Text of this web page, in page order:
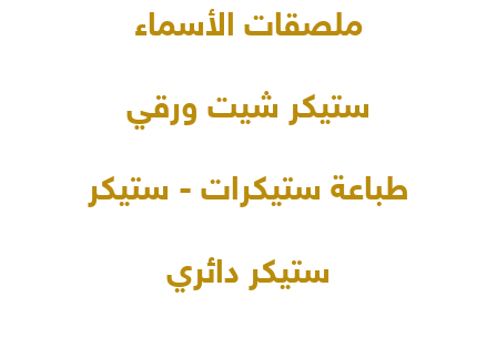
ملصقات الأسماء
ستيكر شيت ورقي
طباعة ستيكرات - ستيكر
ستيكر دائري